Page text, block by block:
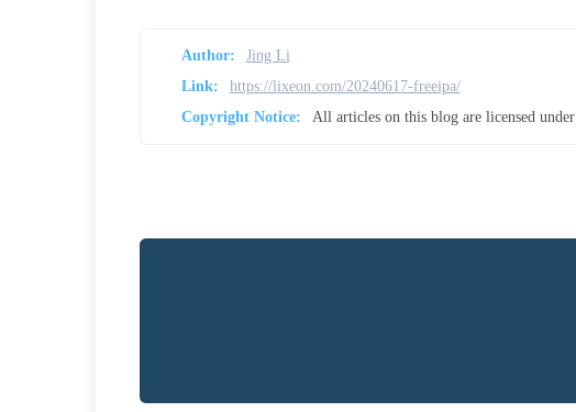
Author:
Jing Li
Link:
https://lixeon.com/20240617-freeipa/
Copyright Notice:
All articles on this blog are licensed under